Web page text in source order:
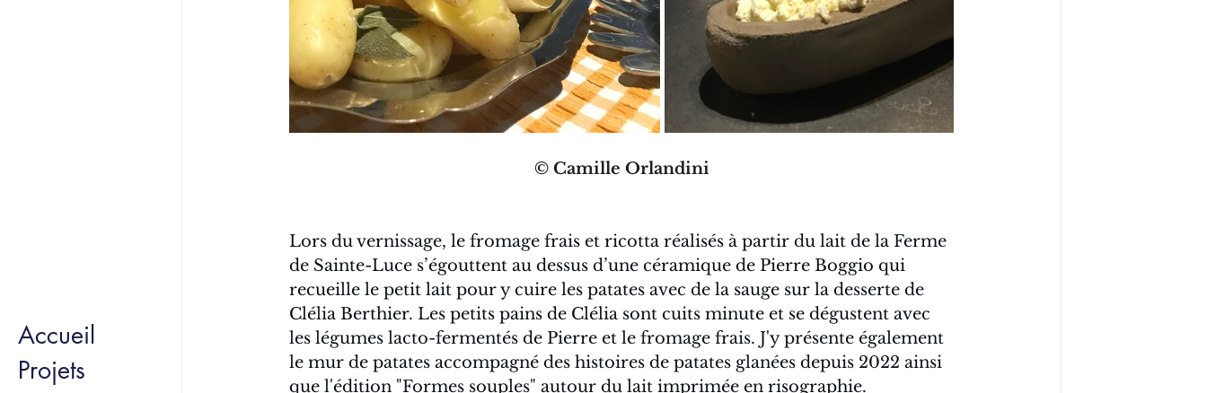
Accueil
Projets
© Camille Orlandini
Lors du vernissage, le fromage frais et ricotta réalisés à partir du lait de la Ferme
de Sainte-Luce s’égouttent au dessus d’une céramique de Pierre Boggio qui
recueille le petit lait pour y cuire les patates avec de la sauge sur la desserte de
Clélia Berthier. Les petits pains de Clélia sont cuits minute et se dégustent avec
les légumes lacto-fermentés de Pierre et le fromage frais. J'y présente également
le mur de patates accompagné des histoires de patates glanées depuis 2022 ainsi
que l'édition "Formes souples" autour du lait imprimée en risographie.